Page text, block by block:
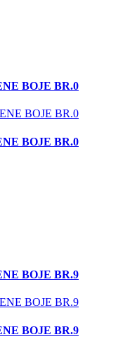
BOJE BR.0
BOJE BR.0
BOJE BR.9
BOJE BR.9